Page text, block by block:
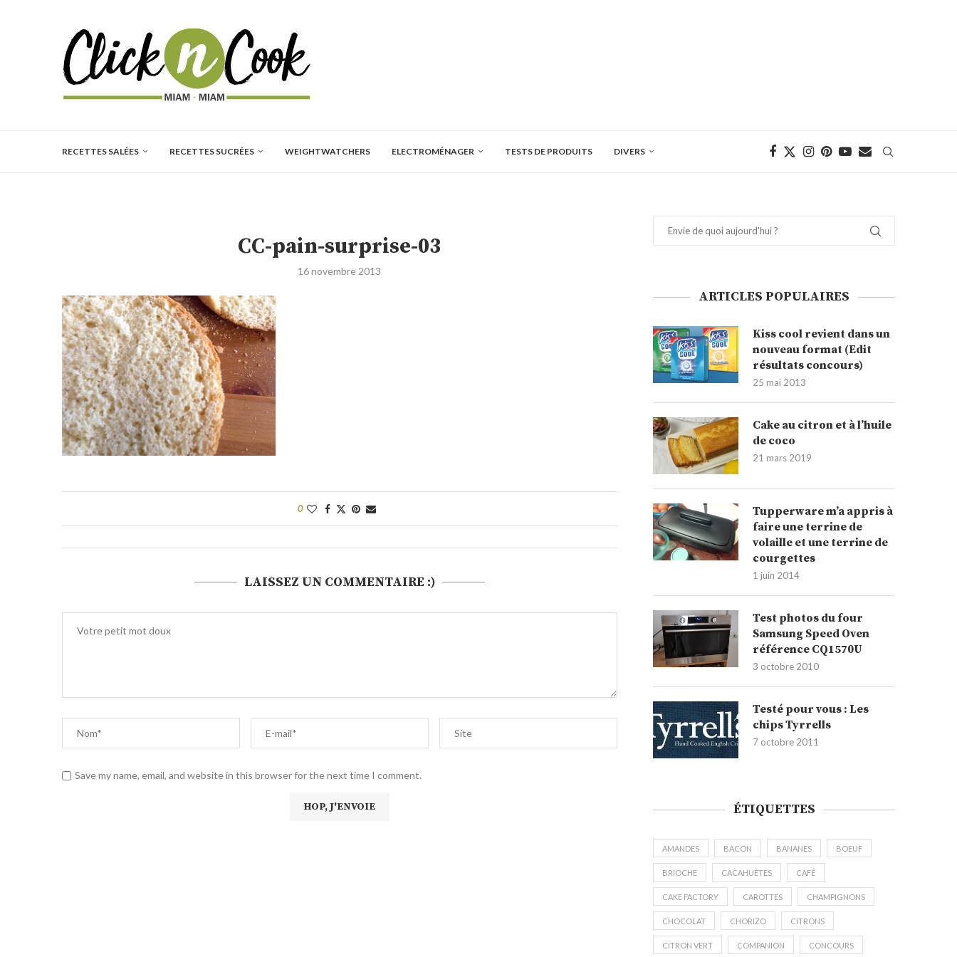
RECETTES SALÉES RECETTES SUCRÉES WEIGHTWATCHERS ELECTROMÉNAGER TESTS DE PRODUITS DIVERS
CC-pain-surprise-03
16 novembre 2013
0
LAISSEZ UN COMMENTAIRE :)
Save my name, email, and website in this browser for the next time I comment.
ARTICLES POPULAIRES
Kiss cool revient dans un
nouveau format (Edit
résultats concours)
25 mai 2013
Cake au citron et à l’huile
de coco
21 mars 2019
Tupperware m’a appris à
faire une terrine de
volaille et une terrine de
courgettes
1 juin 2014
Test photos du four
Samsung Speed Oven
référence CQ1570U
3 octobre 2010
Testé pour vous : Les
chips Tyrrells
7 octobre 2011
ÉTIQUETTES
AMANDES BACON BANANES BOEUF
BRIOCHE CACAHUÈTES CAFÉ
CAKE FACTORY CAROTTES CHAMPIGNONS
CHOCOLAT CHORIZO CITRONS
CITRON VERT COMPANION CONCOURS